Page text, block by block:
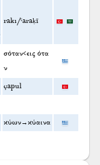
rakı/ˁaraḳī
σόταν<εις ότα
ν
çapul
κύων→κύαινα